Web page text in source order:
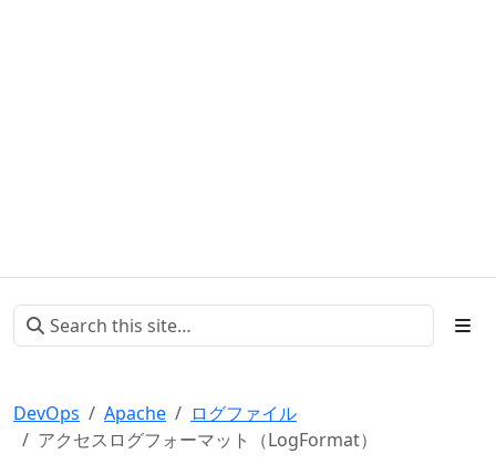
DevOps Apache
ログファイル
アクセスログフォーマット（LogFormat）